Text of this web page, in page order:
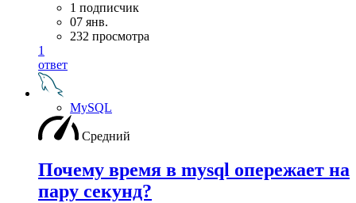
1 подписчик
07 янв.
232 просмотра
1
ответ
MySQL
Средний
Почему время в mysql опережает на
пару секунд?